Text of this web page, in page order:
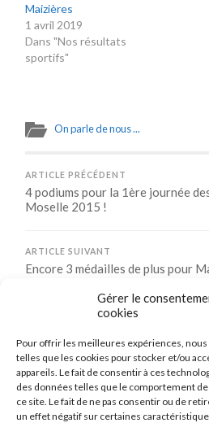
Gérer le
cookies
Pour offrir les meilleures expériences,
telles que les cookies pour stocker et/ou
appareils. Le fait de consentir à ces
des données telles que le comportement
ce site. Le fait de ne pas consentir ou de
un effet négatif sur certaines
Maizières
1 avril 2019
Dans "Nos résultats
sportifs"
On parle de nous ...
ARTICLE PRÉCÉDENT
4 podiums pour la 1ère journée
Moselle 2015 !
ARTICLE SUIVANT
Encore 3 médailles de plus pour
Comments are
CONNEXION